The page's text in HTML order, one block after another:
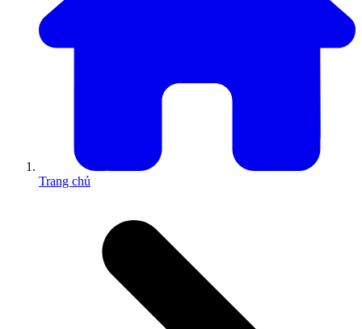
Trang chủ